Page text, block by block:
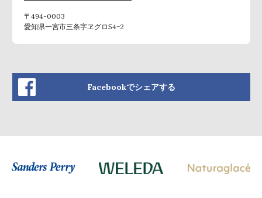
〒494-0003
愛知県一宮市三条字ヱグロ54−2
Facebookでシェアする